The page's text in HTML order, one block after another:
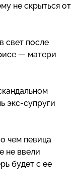
не скрыться от
свет после
— матери
экс-супруги
чем певица
не ввели
будет с ее